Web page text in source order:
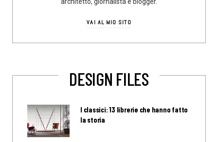
VAI AL MIO SITO
DESIGN FILES
I classici: 13 librerie che hanno fatto
la storia